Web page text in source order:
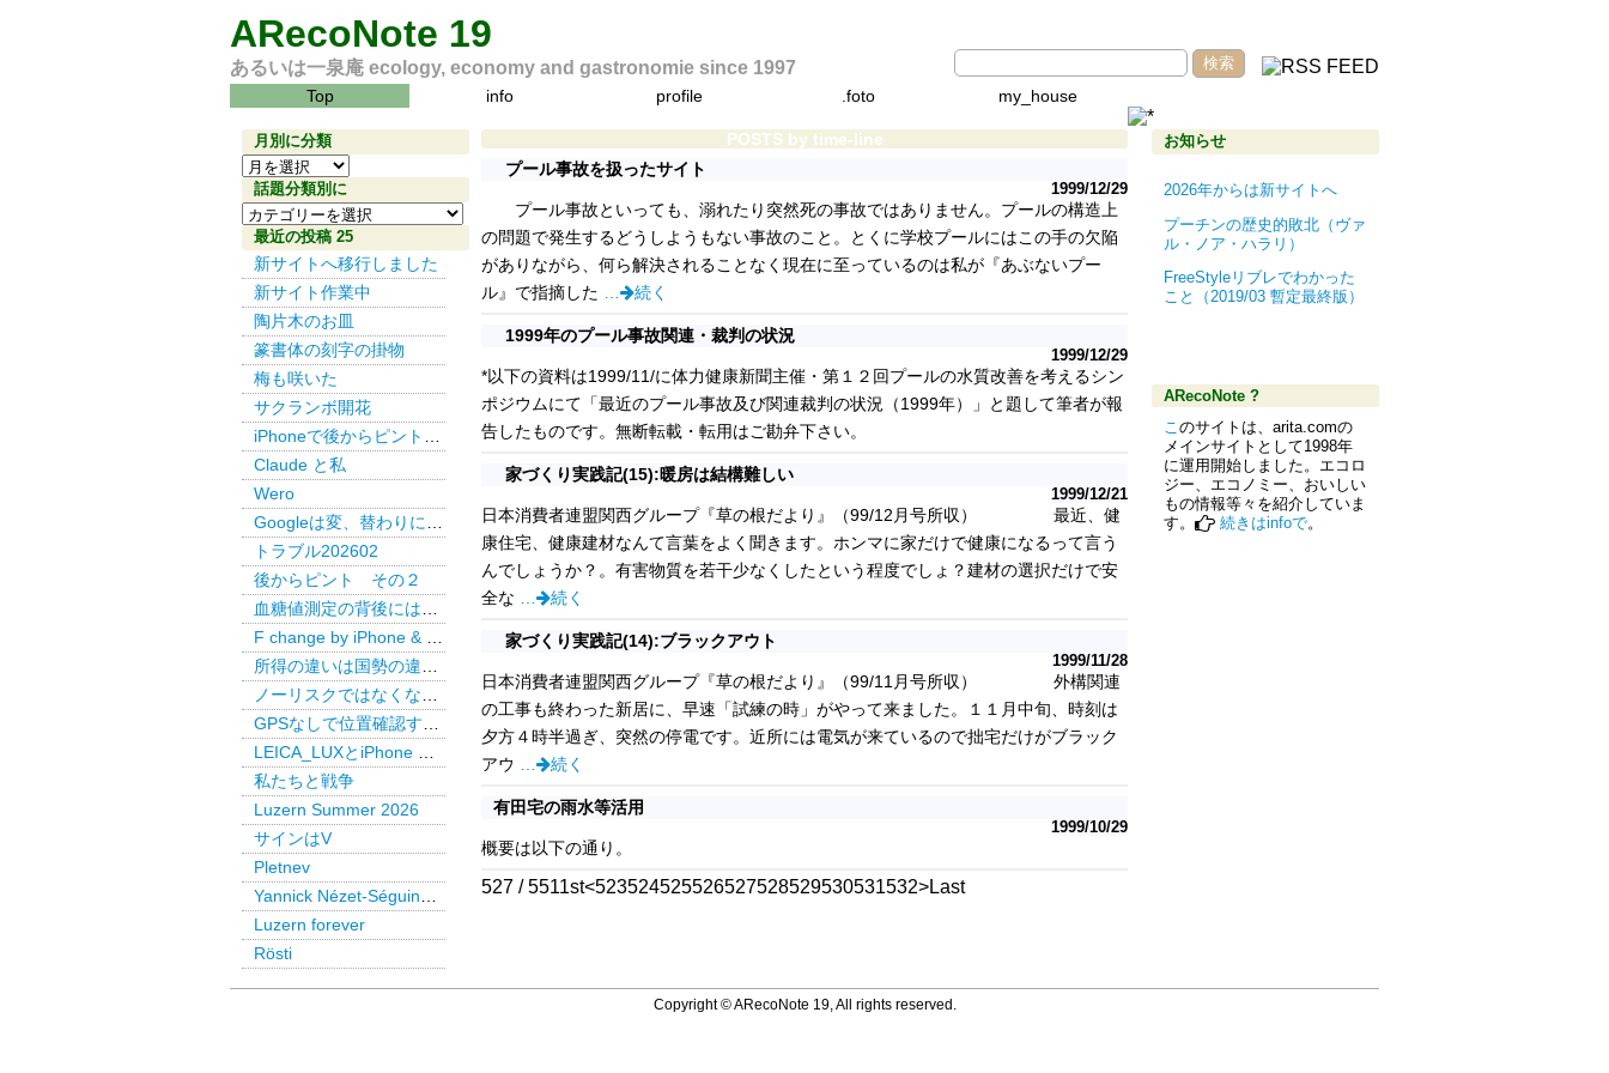
ARecoNote 19
あるいは一泉庵 ecology, economy and gastronomie since 1997
Top info profile .foto my_house
POSTS by time-line
プール事故を扱ったサイト
1999/12/29
プール事故といっても、溺れたり突然死の事故ではありません。プールの構造上
の問題で発生するどうしようもない事故のこと。とくに学校プールにはこの手の欠陥
がありながら、何ら解決されることなく現在に至っているのは私が『あぶないプー
ル』で指摘した
続く
1999年のプール事故関連・裁判の状況
1999/12/29
*以下の資料は1999/11/に体力健康新聞主催・第１２回プールの水質改善を考えるシン
ポジウムにて「最近のプール事故及び関連裁判の状況（1999年）」と題して筆者が報
告したものです。無断転載・転用はご勘弁下さい。
家づくり実践記(15):暖房は結構難しい
1999/12/21
日本消費者連盟関西グループ『草の根だより』（99/12月号所収） 最近、健
康住宅、健康建材なんて言葉をよく聞きます。ホンマに家だけで健康になるって言う
んでしょうか？。有害物質を若干少なくしたという程度でしょ？建材の選択だけで安
全な
続く
家づくり実践記(14):ブラックアウト
1999/11/28
日本消費者連盟関西グループ『草の根だより』（99/11月号所収） 外構関連
の工事も終わった新居に、早速「試練の時」がやって来ました。１１月中旬、時刻は
夕方４時半過ぎ、突然の停電です。近所には電気が来ているので拙宅だけがブラック
アウ
続く
有田宅の雨水等活用
1999/10/29
概要は以下の通り。
527 / 5511st<523524525526527528529530531532>Last
月別に分類
月
別
に
分
類
話題分類別に
話
題
分
類
別
に
最近の投稿 25
新サイトへ移行しました
新サイト作業中
陶片木のお皿
篆書体の刻字の掛物
梅も咲いた
サクランボ開花
Claude と私
Wero
トラブル202602
後からピント その２
私たちと戦争
Luzern Summer 2026
サインはV
Pletnev
Luzern forever
Rösti
お知らせ
2026年からは新サイトへ
プーチンの歴史的敗北（ヴァ
ル・ノア・ハラリ）
FreeStyleリブレでわかった
こと（2019/03 暫定最終版）
ARecoNote ?
このサイトは、arita.comの
メインサイトとして1998年
に運用開始しました。エコロ
ジー、エコノミー、おいしい
もの情報等々を紹介していま
す。
続きはinfoで。
Copyright © ARecoNote 19, All rights reserved.